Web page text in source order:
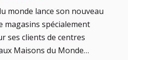
monde lance son nouveau
magasins spécialement
ses clients de centres
Maisons du Monde…